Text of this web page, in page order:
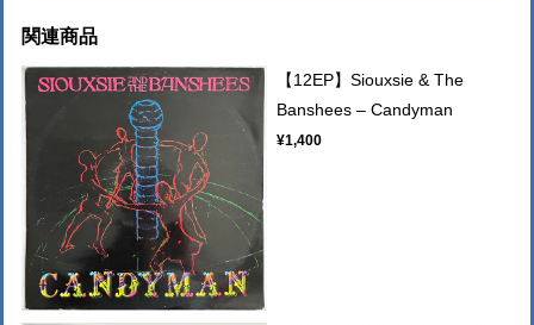
関連商品
【12EP】Siouxsie & The
Banshees – Candyman
¥1,400